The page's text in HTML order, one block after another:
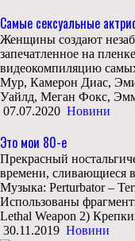
Самые сексуальные
Женщины создают
запечатленное на
видеокомпиляцию
Мур, Камерон Диас,
Уайлд, Меган Фокс,
07.07.2020 Новини
Это мои 80-е
Прекрасный
времени, сливающиеся
Музыка: Perturbator –
Использованы
Lethal Weapon 2)
30.11.2019 Новини